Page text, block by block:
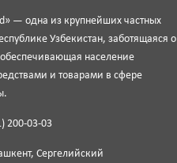
— одна из крупнейших частных
Узбекистан, заботящаяся о
население
и товарами в сфере
200-03-03
Сергелийский